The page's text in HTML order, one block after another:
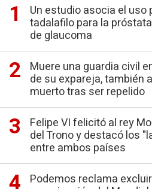
Un estudio asocia el uso
tadalafilo para la
de glaucoma
Muere una guardia civil
de su expareja, también
muerto tras ser repelido
Felipe VI felicitó al rey
del Trono y destacó los
entre ambos países
Podemos reclama